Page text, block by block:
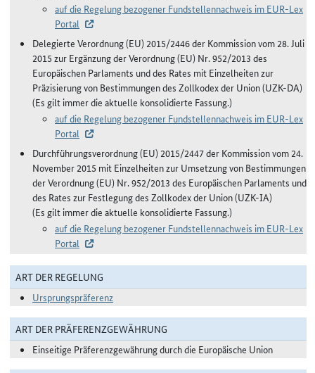
auf die Regelung bezogener Fundstellennachweis im EUR-Lex
Portal
Delegierte Verordnung (EU) 2015/2446 der Kommission vom 28. Juli
2015 zur Ergänzung der Verordnung (EU) Nr. 952/2013 des
Europäischen Parlaments und des Rates mit Einzelheiten zur
Präzisierung von Bestimmungen des Zollkodex der Union (UZK-DA)
(Es gilt immer die aktuelle konsolidierte Fassung.)
auf die Regelung bezogener Fundstellennachweis im EUR-Lex
Portal
Durchführungsverordnung (EU) 2015/2447 der Kommission vom 24.
November 2015 mit Einzelheiten zur Umsetzung von Bestimmungen
der Verordnung (EU) Nr. 952/2013 des Europäischen Parlaments und
des Rates zur Festlegung des Zollkodex der Union (UZK-IA)
(Es gilt immer die aktuelle konsolidierte Fassung.)
auf die Regelung bezogener Fundstellennachweis im EUR-Lex
Portal
ART DER REGELUNG
Ursprungspräferenz
ART DER PRÄFERENZGEWÄHRUNG
Einseitige Präferenzgewährung durch die Europäische Union